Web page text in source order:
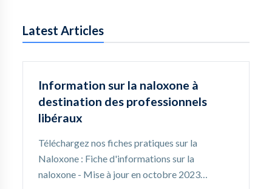
Latest Articles
Information sur la naloxone à
destination des professionnels
libéraux
Téléchargez nos fiches pratiques sur la
Naloxone : Fiche d'informations sur la
naloxone - Mise à jour en octobre 2023…